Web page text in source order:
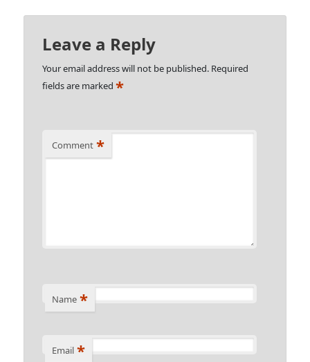
Leave a Reply
Your email address will not be published. Required
fields are marked*
Comment *
Name *
Email *